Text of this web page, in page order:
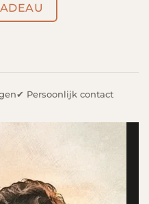
✔ Persoonlijk contact